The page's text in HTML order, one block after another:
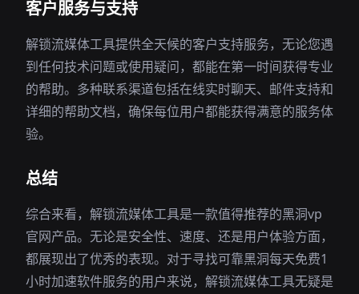
客户服务与支持
解锁流媒体工具提供全天候的客户支持服务，无论您遇
到任何技术问题或使用疑问，都能在第一时间获得专业
的帮助。多种联系渠道包括在线实时聊天、邮件支持和
详细的帮助文档，确保每位用户都能获得满意的服务体
验。
总结
综合来看，解锁流媒体工具是一款值得推荐的黑洞vp
官网产品。无论是安全性、速度、还是用户体验方面，
都展现出了优秀的表现。对于寻找可靠黑洞每天免费1
小时加速软件服务的用户来说，解锁流媒体工具无疑是